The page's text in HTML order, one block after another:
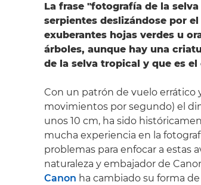
La frase "fotografía de la
serpientes deslizándose por
exuberantes hojas verdes u
árboles, aunque hay una
de la selva tropical y que es
Con un patrón de vuelo errático
movimientos por segundo) el
unos 10 cm, ha sido
mucha experiencia en la
problemas para enfocar a estas
naturaleza y embajador de
Canon ha cambiado su forma